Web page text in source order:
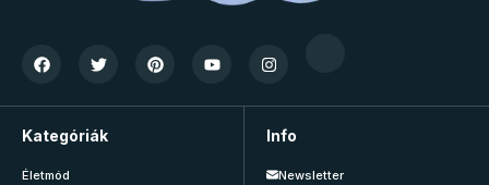
Kategóriák
Életmód
Info
Newsletter